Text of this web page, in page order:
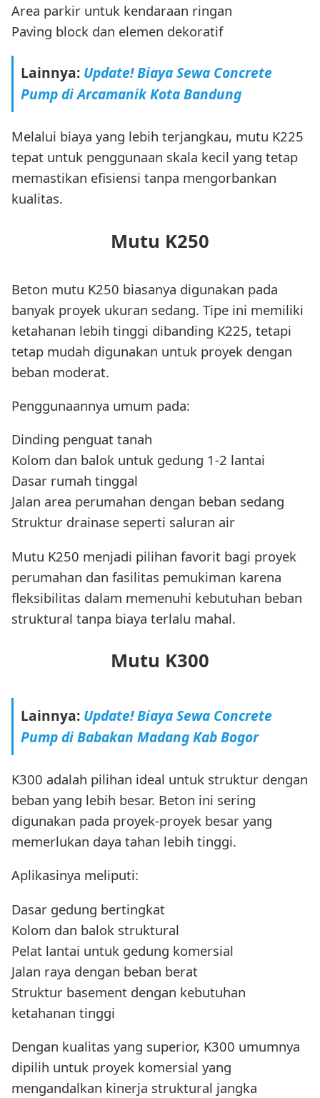
Area parkir untuk kendaraan ringan
Paving block dan elemen dekoratif
Lainnya: Update! Biaya Sewa Concrete
Pump di Arcamanik Kota Bandung
Melalui biaya yang lebih terjangkau, mutu K225
tepat untuk penggunaan skala kecil yang tetap
memastikan efisiensi tanpa mengorbankan
kualitas.
Mutu K250
Beton mutu K250 biasanya digunakan pada
banyak proyek ukuran sedang. Tipe ini memiliki
ketahanan lebih tinggi dibanding K225, tetapi
tetap mudah digunakan untuk proyek dengan
beban moderat.
Penggunaannya umum pada:
Dinding penguat tanah
Kolom dan balok untuk gedung 1-2 lantai
Dasar rumah tinggal
Jalan area perumahan dengan beban sedang
Struktur drainase seperti saluran air
Mutu K250 menjadi pilihan favorit bagi proyek
perumahan dan fasilitas pemukiman karena
fleksibilitas dalam memenuhi kebutuhan beban
struktural tanpa biaya terlalu mahal.
Mutu K300
Lainnya: Update! Biaya Sewa Concrete
Pump di Babakan Madang Kab Bogor
K300 adalah pilihan ideal untuk struktur dengan
beban yang lebih besar. Beton ini sering
digunakan pada proyek-proyek besar yang
memerlukan daya tahan lebih tinggi.
Aplikasinya meliputi:
Dasar gedung bertingkat
Kolom dan balok struktural
Pelat lantai untuk gedung komersial
Jalan raya dengan beban berat
Struktur basement dengan kebutuhan
ketahanan tinggi
Dengan kualitas yang superior, K300 umumnya
dipilih untuk proyek komersial yang
mengandalkan kinerja struktural jangka